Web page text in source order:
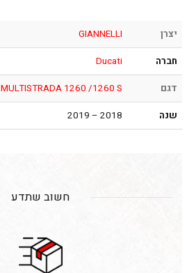
יצרן
GIANNELLI
חברה
Ducati
דגם
MULTISTRADA 1260 /1260 S
שנה
2018 – 2019
חשוב שתדע